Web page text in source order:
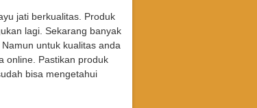
jati berkualitas. Produk
lagi. Sekarang banyak
untuk kualitas anda
online. Pastikan produk
bisa mengetahui